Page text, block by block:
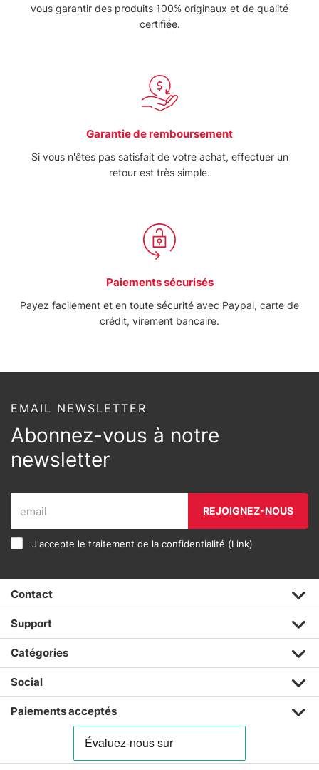
vous garantir des produits 100% originaux et de qualité
certifiée.
Garantie de remboursement
Si vous n'êtes pas satisfait de votre achat, effectuer un
retour est très simple.
Paiements sécurisés
Payez facilement et en toute sécurité avec Paypal, carte de
crédit, virement bancaire.
EMAIL NEWSLETTER
Abonnez-vous à notre
newsletter
REJOIGNEZ-NOUS
J'accepte le traitement de la confidentialité (Link)
Contact
Support
Catégories
Social
Paiements acceptés